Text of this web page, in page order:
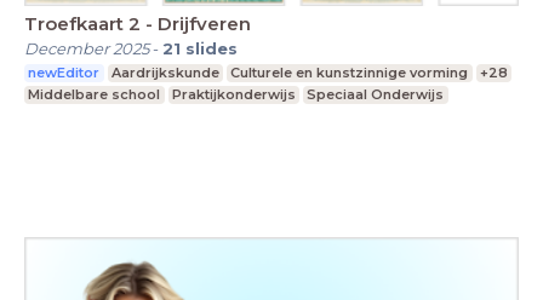
Troefkaart 2 - Drijfveren
December 2025- 21 slides
newEditor Aardrijkskunde Culturele en kunstzinnige vorming
+28
Middelbare school
Praktijkonderwijs Speciaal Onderwijs